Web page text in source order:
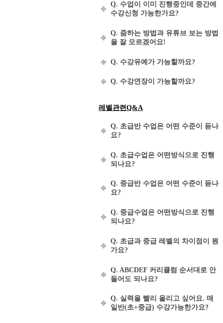
Q. 수업이 이미 진행중인데 중간에
수강신청 가능한가요?
Q. 줌하는 방법과 유튜브 보는 방법
을 잘 모르겠어요!
Q. 수강유예가 가능할까요?
Q. 수강연장이 가능할까요?
레벨관련Q&A
Q. 초급반 수업은 어떤 수준이 듣나
요?
Q. 초급수업은 어떤방식으로 진행
되나요?
Q. 중급반 수업은 어떤 수준이 듣나
요?
Q. 중급수업은 어떤방식으로 진행
되나요?
Q. 초급과 중급 레벨의 차이점이 뭔
가요?
Q. ABCDEF 커리큘럼 순서대로 안
들어도 되나요?
Q. 실력을 빨리 올리고 싶어요. 매
일반(초+중급) 수강가능한가요?